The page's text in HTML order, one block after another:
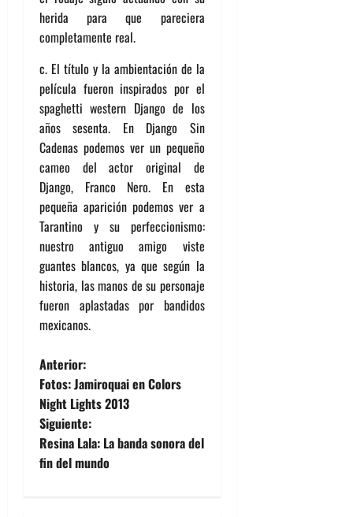
herida para que pareciera
completamente real.
c. El título y la ambientación de la
película fueron inspirados por el
spaghetti western Django de los
años sesenta. En Django Sin
Cadenas podemos ver un pequeño
cameo del actor original de
Django, Franco Nero. En esta
pequeña aparición podemos ver a
Tarantino y su perfeccionismo:
nuestro antiguo amigo viste
guantes blancos, ya que según la
historia, las manos de su personaje
fueron aplastadas por bandidos
mexicanos.
N
a
v
e
Anterior:
Fotos: Jamiroquai en Colors
Night Lights 2013
Siguiente:
Resina Lala: La banda sonora del
fin del mundo